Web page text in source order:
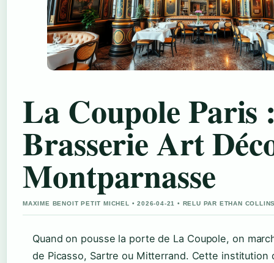
La Coupole Paris
Brasserie Art
Montparnasse
MAXIME BENOIT PETIT MICHEL • 2026-04-21 • RELU PAR ETHAN
Quand on pousse la porte de La Coupole, on
de Picasso, Sartre ou Mitterrand. Cette institution